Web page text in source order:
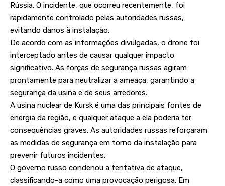
Rússia. O incidente, que ocorreu recentemente, foi
rapidamente controlado pelas autoridades russas,
evitando danos à instalação.
De acordo com as informações divulgadas, o drone foi
interceptado antes de causar qualquer impacto
significativo. As forças de segurança russas agiram
prontamente para neutralizar a ameaça, garantindo a
segurança da usina e de seus arredores.
A usina nuclear de Kursk é uma das principais fontes de
energia da região, e qualquer ataque a ela poderia ter
consequências graves. As autoridades russas reforçaram
as medidas de segurança em torno da instalação para
prevenir futuros incidentes.
O governo russo condenou a tentativa de ataque,
classificando-a como uma provocação perigosa. Em